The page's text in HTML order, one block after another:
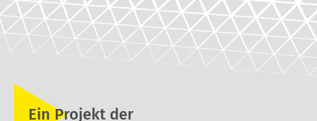
Ein Projekt der